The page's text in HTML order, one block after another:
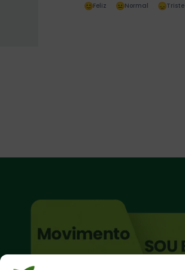
Feliz Normal Triste